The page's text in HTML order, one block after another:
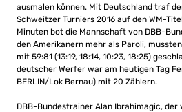
ausmalen können. Mit Deutschland traf
Schweitzer Turniers 2016 auf den WM-
Minuten bot die Mannschaft von DBB-
den Amerikanern mehr als Paroli,
mit 59:81 (13:19, 18:14, 10:23, 18:25)
deutscher Werfer war am heutigen Tag
BERLIN/Lok Bernau) mit 20 Zählern.
DBB-Bundestrainer Alan Ibrahimagic,